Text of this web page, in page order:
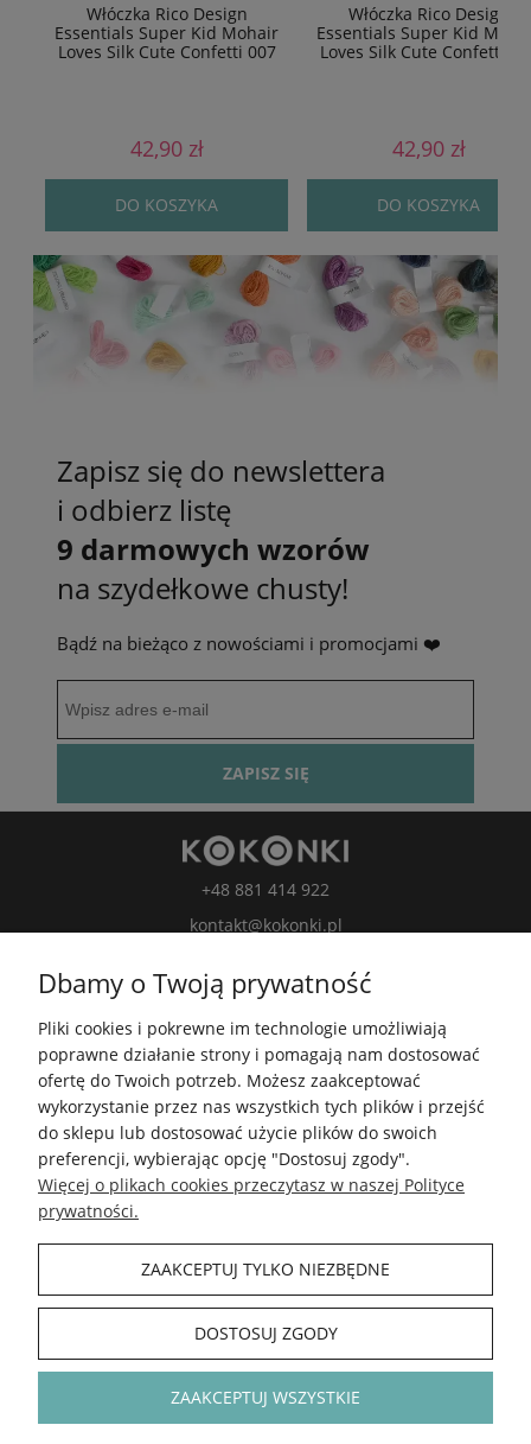
Włóczka Rico Design
Essentials Super Kid Mohair
Loves Silk Cute Confetti 007
42,90 zł
DO KOSZYKA
Włóczka Rico Design
Essentials Super Kid
Loves Silk Cute Confetti
42,90 zł
DO KOSZYKA
Zapisz się do newslettera
i odbierz listę
9 darmowych wzorów
na szydełkowe chusty!
Bądź na bieżąco z nowościami i promocjami ❤️
ZAPISZ SIĘ
+48 881 414 922
kontakt@kokonki.pl
kokonki.motki
Kokonki.motki
Grupa FB
5.0
Średnia ocena kokonki.pl
Na podstawie 148 342opiniiz całego okresu
INFORMACJE
POLECAMY
KOKONKI
Dbamy o Twoją prywatność
Pliki cookies i pokrewne im technologie umożliwiają
poprawne działanie strony i pomagają nam dostosować
ofertę do Twoich potrzeb. Możesz zaakceptować
wykorzystanie przez nas wszystkich tych plików i przejść
do sklepu lub dostosować użycie plików do swoich
preferencji, wybierając opcję "Dostosuj zgody".
Więcej o plikach cookies przeczytasz w naszej Polityce
prywatności.
ZAAKCEPTUJ TYLKO NIEZBĘDNE
DOSTOSUJ ZGODY
ZAAKCEPTUJ WSZYSTKIE